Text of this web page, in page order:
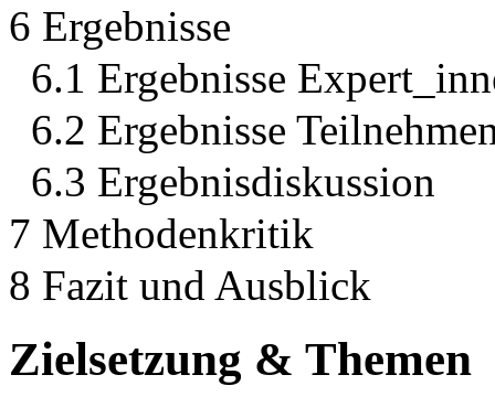
6 Ergebnisse
6.1 Ergebnisse
6.2 Ergebnisse
6.3 Ergebnisdiskussion
7 Methodenkritik
8 Fazit und Ausblick
Zielsetzung & Themen